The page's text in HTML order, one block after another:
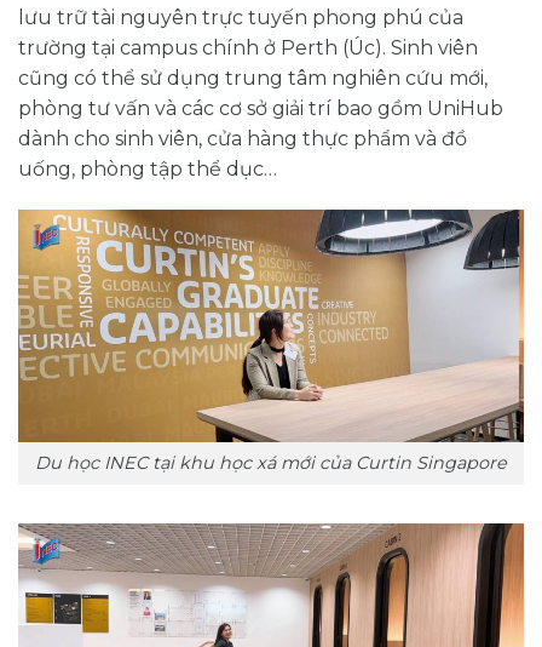
lưu trữ tài nguyên trực tuyến phong phú của
trường tại campus chính ở Perth (Úc). Sinh viên
cũng có thể sử dụng trung tâm nghiên cứu mới,
phòng tư vấn và các cơ sở giải trí bao gồm UniHub
dành cho sinh viên, cửa hàng thực phẩm và đồ
uống, phòng tập thể dục…
Du học INEC tại khu học xá mới của Curtin Singapore